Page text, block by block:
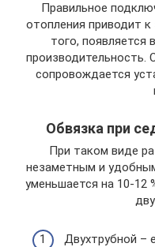
Правильное
отопления приводит
того, появляется
производительность.
сопровождается
Обвязка при
При таком виде
незаметным и
уменьшается на 10-12
Двухтрубной –